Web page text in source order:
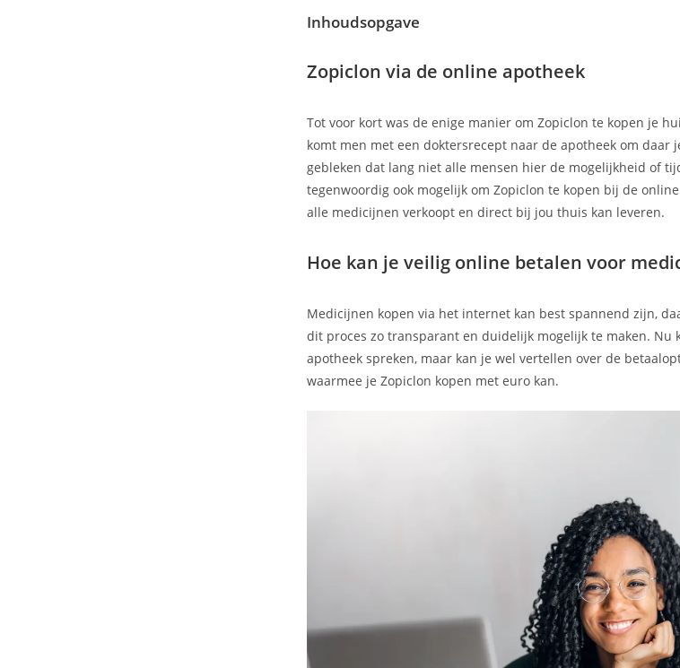
Inhoudsopgave
Zopiclon via de online apotheek
Tot voor kort was de enige manier om Zopiclon te kopen je
komt men met een doktersrecept naar de apotheek om daar
gebleken dat lang niet alle mensen hier de mogelijkheid of
tegenwoordig ook mogelijk om Zopiclon te kopen bij de
alle medicijnen verkoopt en direct bij jou thuis kan leveren.
Hoe kan je veilig online betalen voor
Medicijnen kopen via het internet kan best spannend zijn,
dit proces zo transparant en duidelijk mogelijk te maken. Nu
apotheek spreken, maar kan je wel vertellen over de
waarmee je Zopiclon kopen met euro kan.